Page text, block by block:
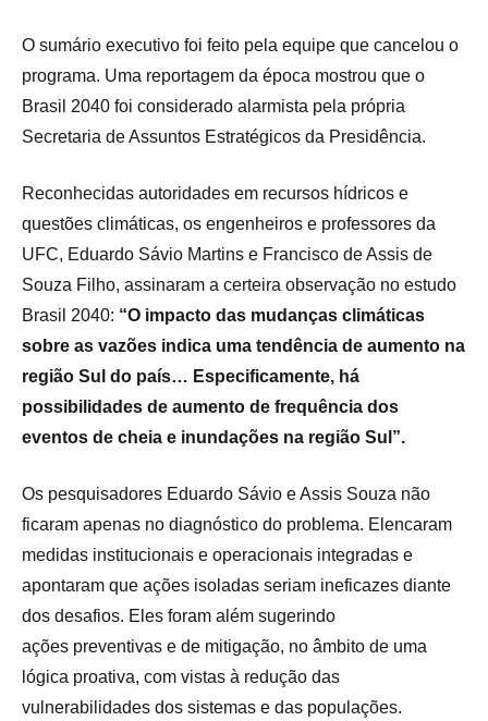
O sumário executivo foi feito pela equipe que cancelou o
programa. Uma reportagem da época mostrou que o
Brasil 2040 foi considerado alarmista pela própria
Secretaria de Assuntos Estratégicos da Presidência.
Reconhecidas autoridades em recursos hídricos e
questões climáticas, os engenheiros e professores da
UFC, Eduardo Sávio Martins e Francisco de Assis de
Souza Filho, assinaram a certeira observação no estudo
Brasil 2040: “O impacto das mudanças climáticas
sobre as vazões indica uma tendência de aumento na
região Sul do país… Especificamente, há
possibilidades de aumento de frequência dos
eventos de cheia e inundações na região Sul”.
Os pesquisadores Eduardo Sávio e Assis Souza não
ficaram apenas no diagnóstico do problema. Elencaram
medidas institucionais e operacionais integradas e
apontaram que ações isoladas seriam ineficazes diante
dos desafios. Eles foram além sugerindo
ações preventivas e de mitigação, no âmbito de uma
lógica proativa, com vistas à redução das
vulnerabilidades dos sistemas e das populações.